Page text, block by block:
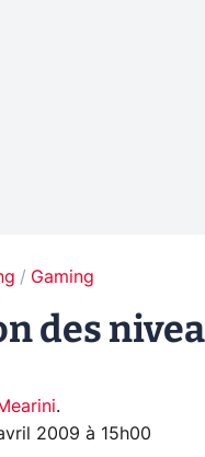
Gaming
des
.
2009 à 15h00